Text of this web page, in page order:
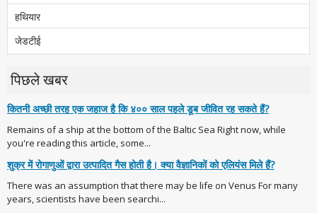
हथियार
जेडटीई
पिछले खबर
कितनी अच्छी तरह एक जहाज है कि ४०० साल पहले डूब जीवित रह सकते हैं?
Remains of a ship at the bottom of the Baltic Sea Right now, while
you're reading this article, some...
शुक्र में रोगाणुओं द्वारा उत्पादित गैस होती है। क्या वैज्ञानिकों को एलियंस मिले हैं?
There was an assumption that there may be life on Venus For many
years, scientists have been searchi...